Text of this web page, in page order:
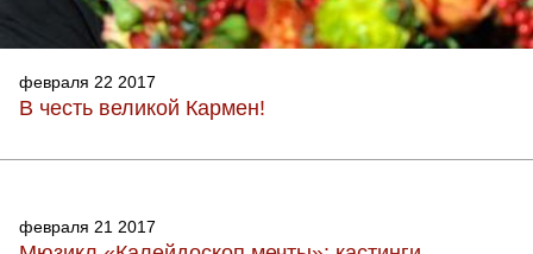
февраля 22 2017
В честь великой Кармен!
февраля 21 2017